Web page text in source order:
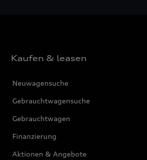
Kaufen & leasen
Neuwagensuche
Gebrauchtwagensuche
Gebrauchtwagen
Finanzierung
Aktionen & Angebote